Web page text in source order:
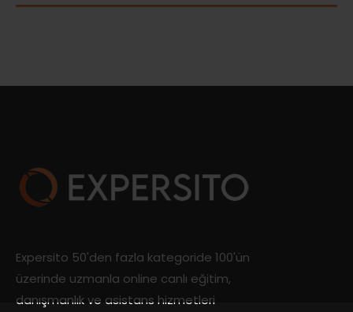
Expersito 50'den fazla kategoride 100'ün
üzerinde uzmanla online canlı eğitim,
danışmanlık ve asistans hizmetleri